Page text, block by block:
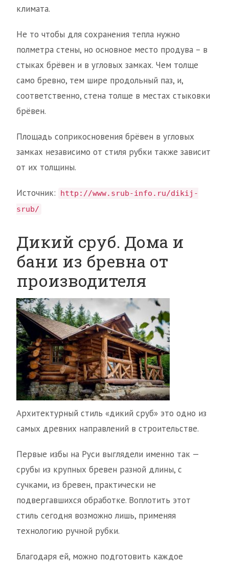
климата.
Не то чтобы для сохранения тепла нужно
полметра стены, но основное место продува – в
стыках брёвен и в угловых замках. Чем толще
само бревно, тем шире продольный паз, и,
соответственно, стена толще в местах стыковки
брёвен.
Площадь соприкосновения брёвен в угловых
замках независимо от стиля рубки также зависит
от их толщины.
Источник:
http://www.srub-info.ru/dikij-
srub/
Дикий сруб. Дома и
бани из бревна от
производителя
Архитектурный стиль «дикий сруб» это одно из
самых древних направлений в строительстве.
Первые избы на Руси выглядели именно так —
срубы из крупных бревен разной длины, с
сучками, из бревен, практически не
подвергавшихся обработке. Воплотить этот
стиль сегодня возможно лишь, применяя
технологию ручной рубки.
Благодаря ей, можно подготовить каждое